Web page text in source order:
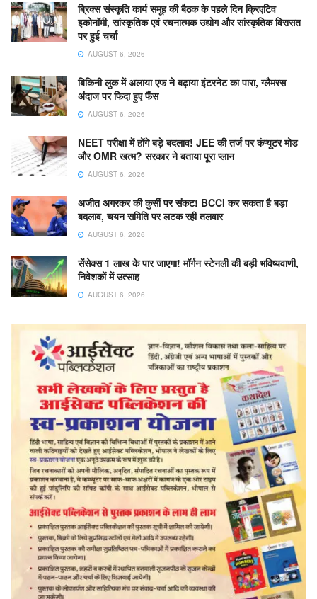
ब्रिक्स संस्कृति कार्य समूह की बैठक के पहले दिन क्रिएटिव
इकोनॉमी, सांस्कृतिक एवं रचनात्मक उद्योग और सांस्कृतिक विरासत
पर हुई चर्चा
AUGUST 6, 2026
बिकिनी लुक में अलाया एफ ने बढ़ाया इंटरनेट का पारा, ग्लैमरस
अंदाज पर फिदा हुए फैंस
AUGUST 6, 2026
NEET परीक्षा में होंगे बड़े बदलाव! JEE की तर्ज पर कंप्यूटर मोड
और OMR खत्म? सरकार ने बताया पूरा प्लान
AUGUST 6, 2026
अजीत अगरकर की कुर्सी पर संकट! BCCI कर सकता है बड़ा
बदलाव, चयन समिति पर लटक रही तलवार
AUGUST 6, 2026
सेंसेक्स 1 लाख के पार जाएगा! मॉर्गन स्टेनली की बड़ी भविष्यवाणी,
निवेशकों में उत्साह
AUGUST 6, 2026